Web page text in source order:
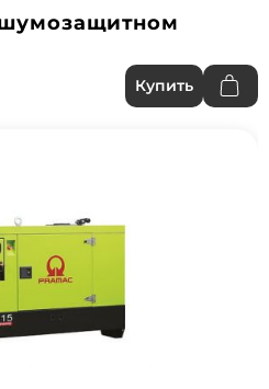
шумозащитном
Купить